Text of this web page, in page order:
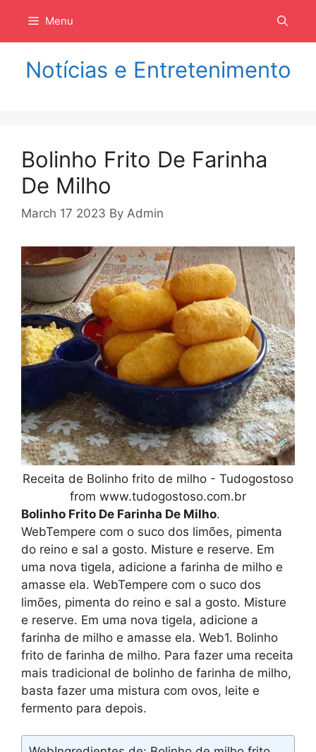
isi
Menu
Notícias e Entretenimento
Bolinho Frito De Farinha
De Milho
March 17 2023 By Admin
Receita de Bolinho frito de milho - Tudogostoso
from www.tudogostoso.com.br
Bolinho Frito De Farinha De Milho.
WebTempere com o suco dos limões, pimenta
do reino e sal a gosto. Misture e reserve. Em
uma nova tigela, adicione a farinha de milho e
amasse ela. WebTempere com o suco dos
limões, pimenta do reino e sal a gosto. Misture
e reserve. Em uma nova tigela, adicione a
farinha de milho e amasse ela. Web1. Bolinho
frito de farinha de milho. Para fazer uma receita
mais tradicional de bolinho de farinha de milho,
basta fazer uma mistura com ovos, leite e
fermento para depois.